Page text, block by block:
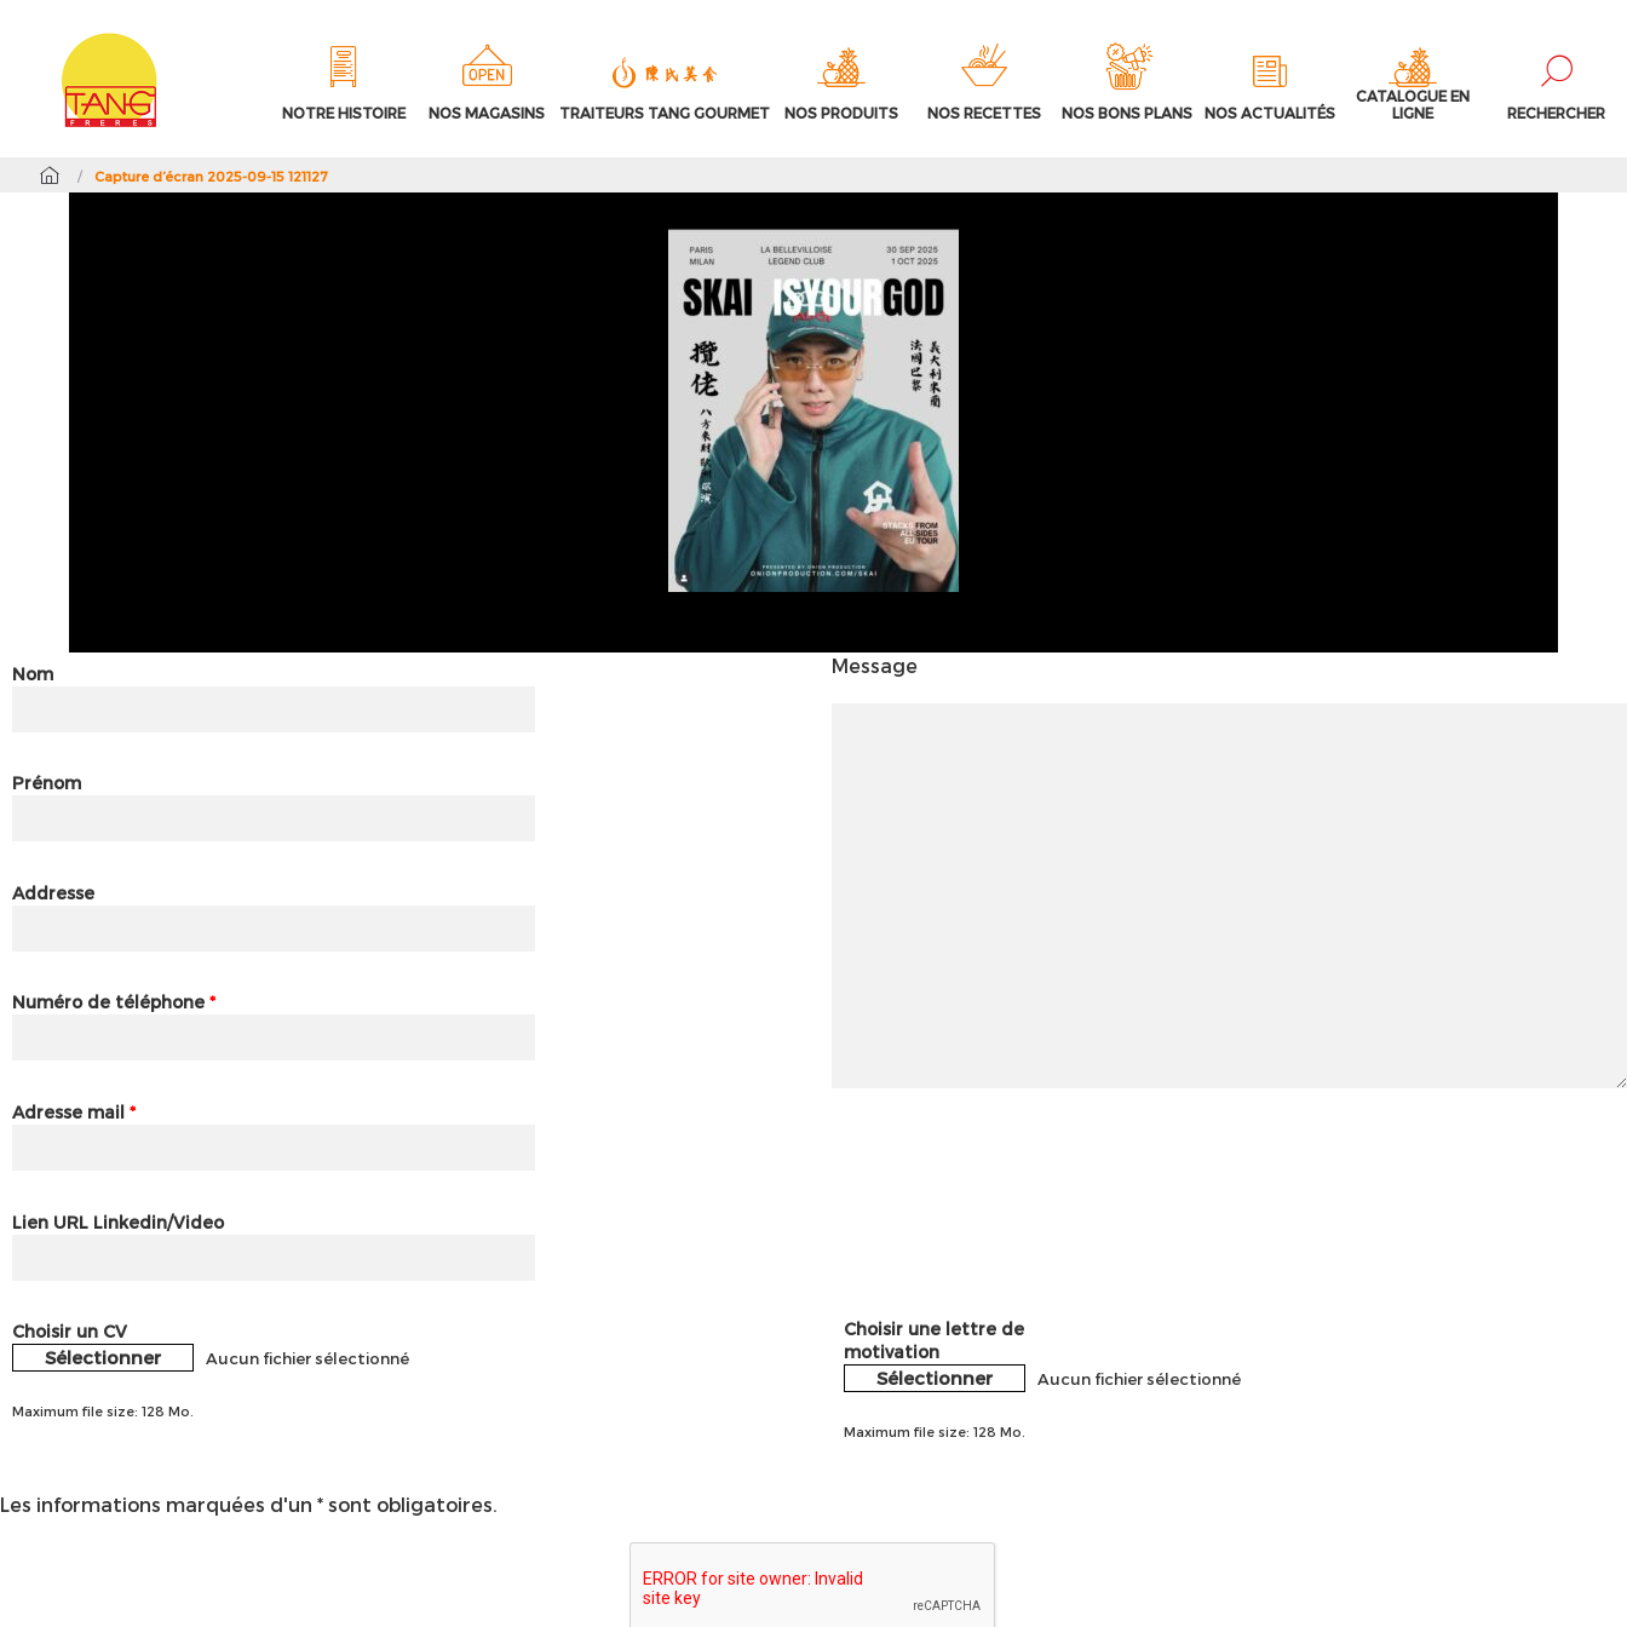
NOTRE HISTOIRE NOS MAGASINS TRAITEURS TANG GOURMET NOS PRODUITS NOS RECETTES NOS BONS PLANS NOS ACTUALITÉS
CATALOGUE EN
LIGNE
RECHERCHER
/ Capture d’écran 2025-09-15 121127
Nom
Prénom
Addresse
Numéro de téléphone *
Adresse mail *
Lien URL Linkedin/Video
Message
Choisir un CV
Sélectionner Aucun fichier sélectionné
Maximum file size: 128 Mo.
Choisir une lettre de
motivation
Sélectionner Aucun fichier sélectionné
Maximum file size: 128 Mo.
Les informations marquées d'un * sont obligatoires.